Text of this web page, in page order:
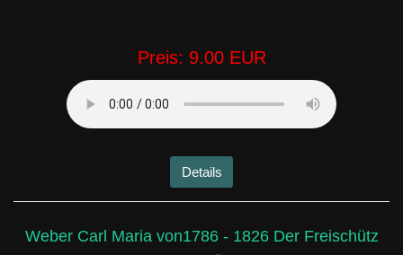
Preis: 9.00 EUR
Details
Weber Carl Maria von1786 - 1826 Der Freischütz